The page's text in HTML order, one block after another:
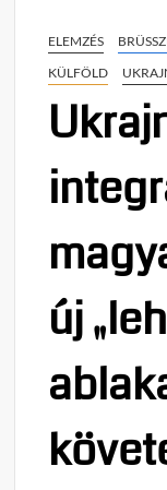
ELEMZÉS
KÜLFÖLD
új